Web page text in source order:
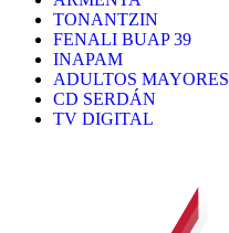
TONANTZIN
FENALI BUAP 39
INAPAM
ADULTOS MAYORES
CD SERDÁN
TV DIGITAL